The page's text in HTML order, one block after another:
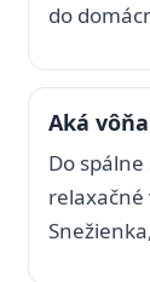
do
Aká
Do
relaxačné